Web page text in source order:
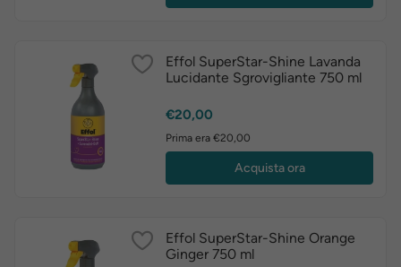
Effol SuperStar-Shine Lavanda
Lucidante Sgrovigliante 750 ml
Prezzo
€20,00
Prima era €20,00
Acquista ora
Effol SuperStar-Shine Orange
Ginger 750 ml